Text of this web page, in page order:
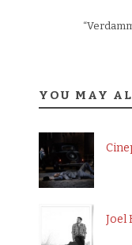
YOU MAY
Joel